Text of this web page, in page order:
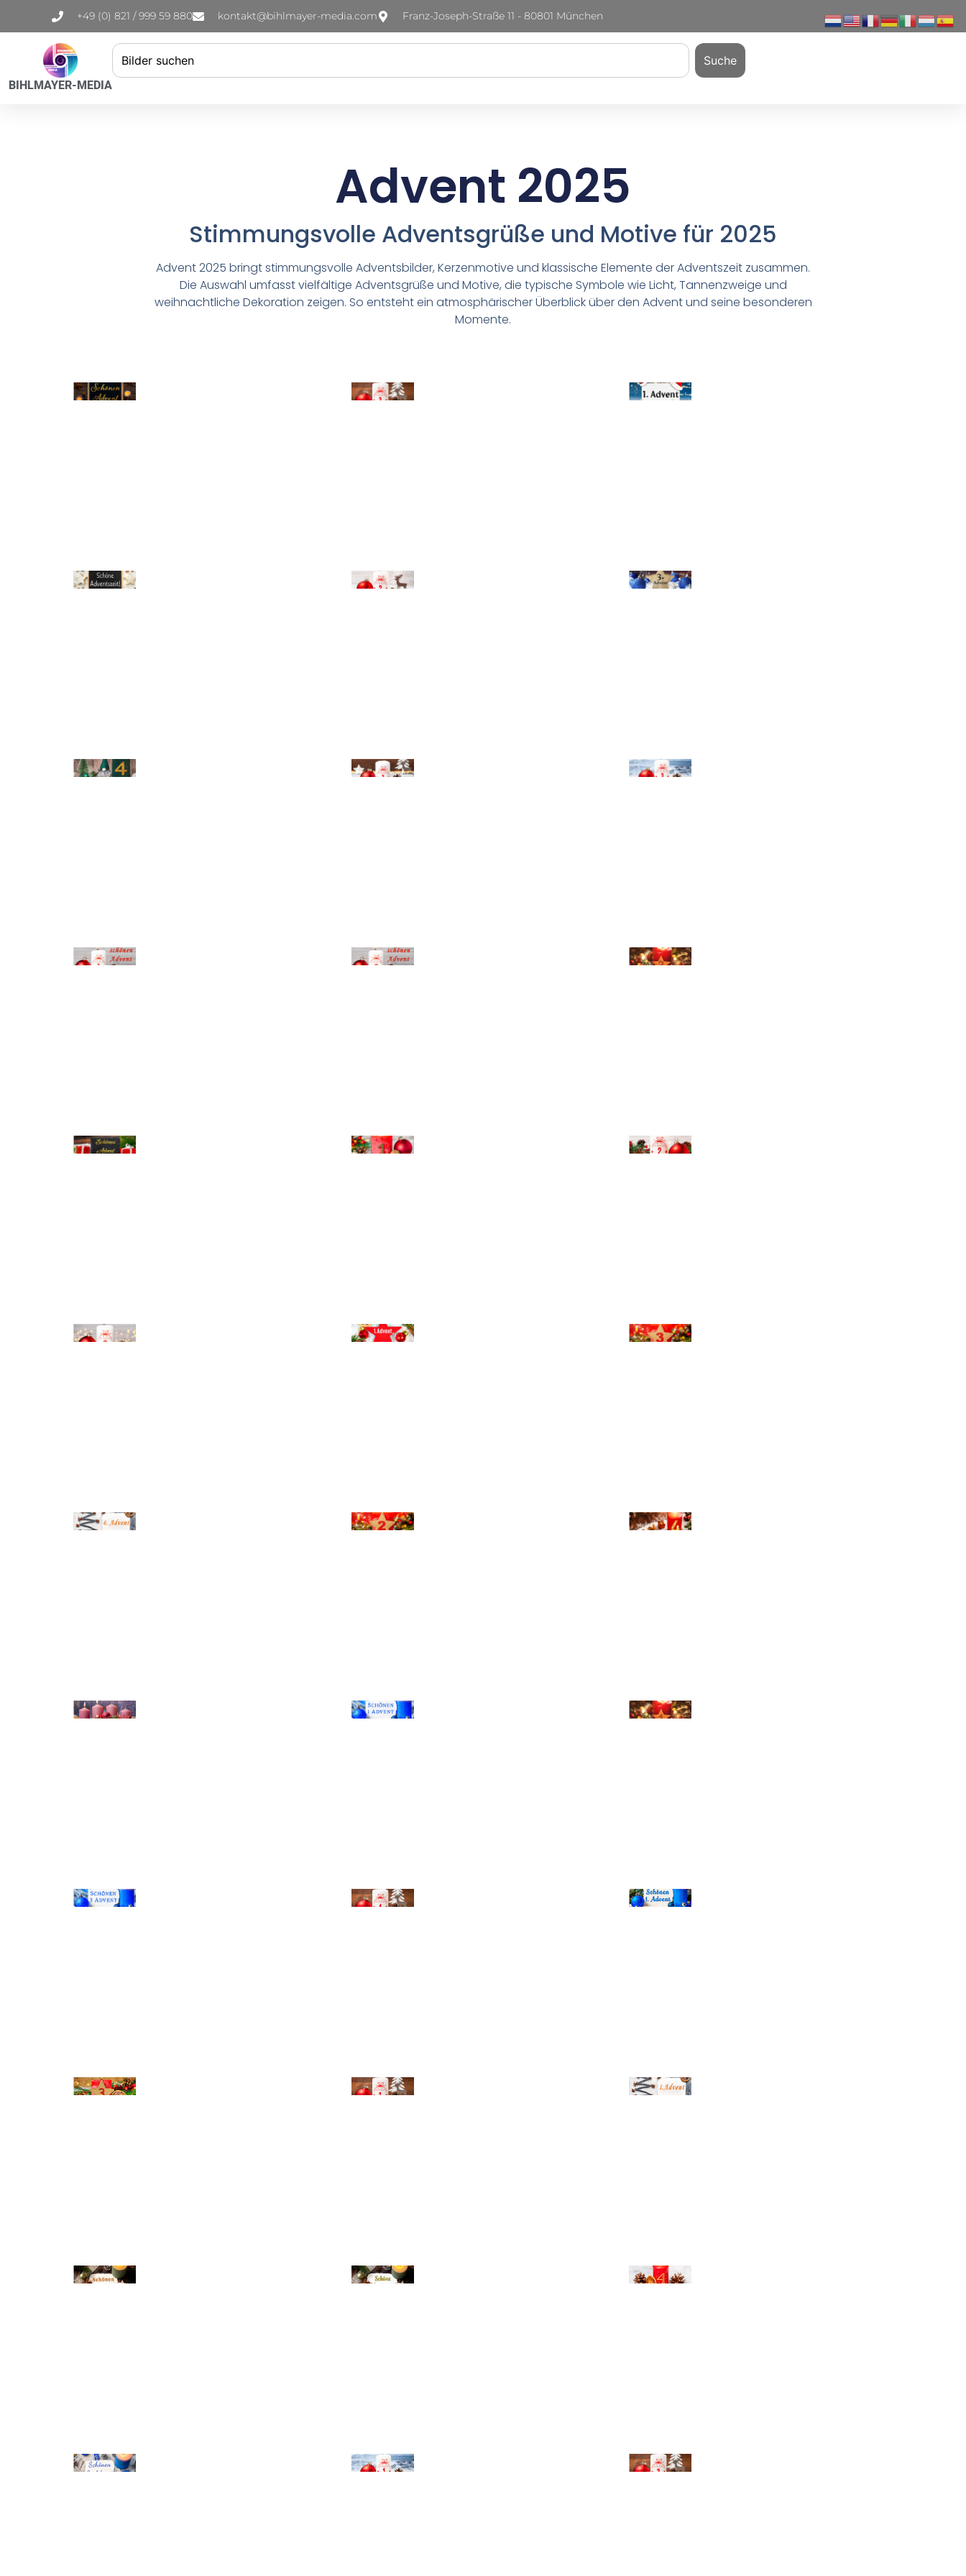
+49 (0) 821 / 999 59 880 kontakt@bihlmayer-media.com Franz-Joseph-Straße 11 - 80801 München
BIHLMAYER-MEDIA
Suche
Advent 2025
Stimmungsvolle Adventsgrüße und Motive für 2025
Advent 2025 bringt stimmungsvolle Adventsbilder, Kerzenmotive und klassische Elemente der Adventszeit zusammen.
Die Auswahl umfasst vielfältige Adventsgrüße und Motive, die typische Symbole wie Licht, Tannenzweige und
weihnachtliche Dekoration zeigen. So entsteht ein atmosphärischer Überblick über den Advent und seine besonderen
Momente.
© Michael Bihlmayer © Michael Bihlmayer © Michael Bihlmayer
© Michael Bihlmayer © Michael Bihlmayer © Michael Bihlmayer
© Michael Bihlmayer © Michael Bihlmayer © Michael Bihlmayer
© Michael Bihlmayer © Michael Bihlmayer © Michael Bihlmayer
© Michael Bihlmayer © Michael Bihlmayer © Michael Bihlmayer
© Michael Bihlmayer © Michael Bihlmayer © Michael Bihlmayer
© Michael Bihlmayer © Michael Bihlmayer © Michael Bihlmayer
© Michael Bihlmayer © Michael Bihlmayer © Michael Bihlmayer
© Michael Bihlmayer © Michael Bihlmayer © Michael Bihlmayer
© Michael Bihlmayer © Michael Bihlmayer © Michael Bihlmayer
© Michael Bihlmayer © Michael Bihlmayer © Michael Bihlmayer
© Michael Bihlmayer © Michael Bihlmayer © Michael Bihlmayer